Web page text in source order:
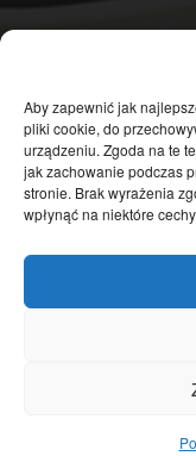
Aby zapewnić jak
pliki cookie, do
urządzeniu. Zgoda na te
jak zachowanie podczas
stronie. Brak wyrażenia
wpłynąć na niektóre
Temat dnia
Publicystyka
Polityka
Polska
Społeczeństwo